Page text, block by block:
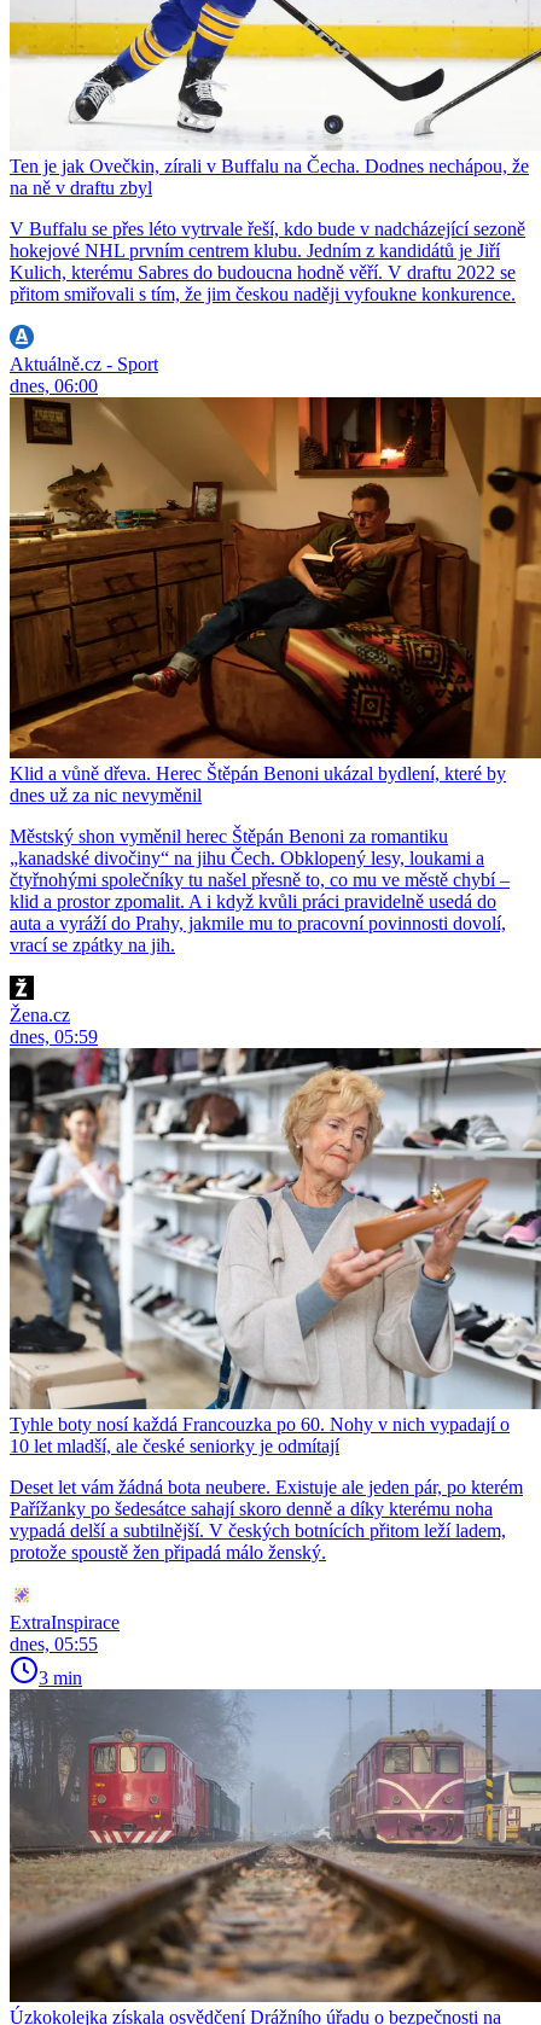
Ten je jak Ovečkin, zírali v Buffalu na Čecha. Dodnes nechápou, že
na ně v draftu zbyl
V Buffalu se přes léto vytrvale řeší, kdo bude v nadcházející sezoně
hokejové NHL prvním centrem klubu. Jedním z kandidátů je Jiří
Kulich, kterému Sabres do budoucna hodně věří. V draftu 2022 se
přitom smiřovali s tím, že jim českou naději vyfoukne konkurence.
Aktuálně.cz - Sport
dnes, 06:00
Klid a vůně dřeva. Herec Štěpán Benoni ukázal bydlení, které by
dnes už za nic nevyměnil
Městský shon vyměnil herec Štěpán Benoni za romantiku
„kanadské divočiny“ na jihu Čech. Obklopený lesy, loukami a
čtyřnohými společníky tu našel přesně to, co mu ve městě chybí –
klid a prostor zpomalit. A i když kvůli práci pravidelně usedá do
auta a vyráží do Prahy, jakmile mu to pracovní povinnosti dovolí,
vrací se zpátky na jih.
Žena.cz
dnes, 05:59
Tyhle boty nosí každá Francouzka po 60. Nohy v nich vypadají o
10 let mladší, ale české seniorky je odmítají
Deset let vám žádná bota neubere. Existuje ale jeden pár, po kterém
Pařížanky po šedesátce sahají skoro denně a díky kterému noha
vypadá delší a subtilnější. V českých botnících přitom leží ladem,
protože spoustě žen připadá málo ženský.
ExtraInspirace
dnes, 05:55
3 min
Úzkokolejka získala osvědčení Drážního úřadu o bezpečnosti na